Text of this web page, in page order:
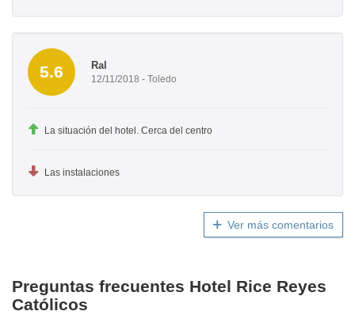
5.6 Ral
12/11/2018 - Toledo
La situación del hotel. Cerca del centro
Las instalaciones
Ver más comentarios
Preguntas frecuentes Hotel Rice Reyes
Católicos